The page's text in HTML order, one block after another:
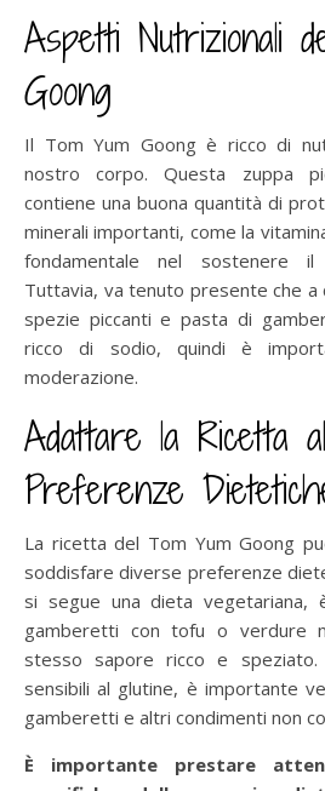
Aspetti Nutrizionali
Goong
Il Tom Yum Goong è ricco di
nostro corpo. Questa zuppa
contiene una buona quantità di
minerali importanti, come la
fondamentale nel sostenere il
Tuttavia, va tenuto presente che a
spezie piccanti e pasta di
ricco di sodio, quindi è
moderazione.
Adattare la Ricetta
Preferenze
La ricetta del Tom Yum Goong
soddisfare diverse preferenze
si segue una dieta vegetariana,
gamberetti con tofu o verdure
stesso sapore ricco e
sensibili al glutine, è importante
gamberetti e altri condimenti non
È importante prestare